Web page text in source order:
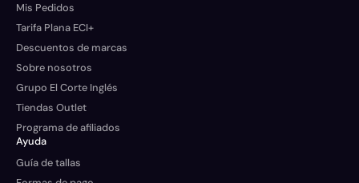
Mis Pedidos
Tarifa Plana ECI+
Descuentos de marcas
Sobre nosotros
Grupo El Corte Inglés
Tiendas Outlet
Programa de afiliados
Ayuda
Guía de tallas